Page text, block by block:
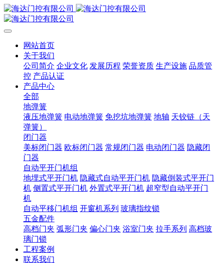
网站首页
关于我们
公司简介 企业文化 发展历程 荣誉资质 生产设施 品质管
控 产品认证
产品中心
全部
地弹簧
液压地弹簧 电动地弹簧 免挖坑地弹簧 地轴 天铰链（天
弹簧）
闭门器
美标闭门器 欧标闭门器 常规闭门器 电动闭门器 隐藏闭
门器
自动平开门机组
地埋式平开门机 隐藏式自动平开门机 隐藏倒装式平开门
机 侧置式平开门机 外置式平开门机 超窄型自动平开门
机
自动平移门机组 开窗机系列 玻璃指纹锁
五金配件
高档门夹 弧形门夹 偏心门夹 浴室门夹 拉手系列 高档玻
璃门锁
工程案例
联系我们